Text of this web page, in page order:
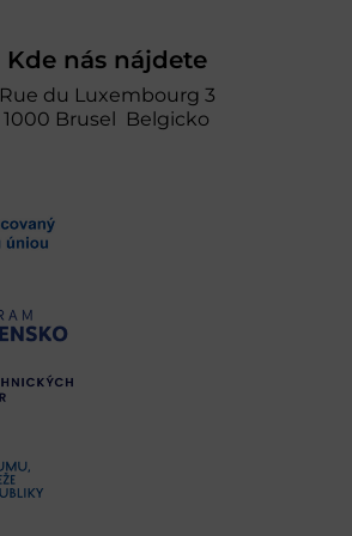
Kde nás nájdete
Rue du Luxembourg 3
1000 Brusel Belgicko